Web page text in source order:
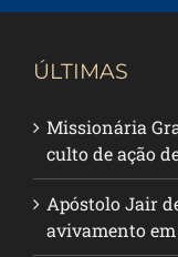
ÚLTIMAS
Missionária
culto de ação
Apóstolo Jair
avivamento